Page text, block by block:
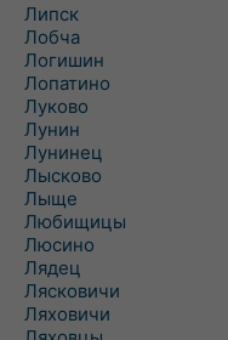
Липск
Лобча
Логишин
Лопатино
Луково
Лунин
Лунинец
Лысково
Лыще
Любищицы
Люсино
Лядец
Лясковичи
Ляховичи